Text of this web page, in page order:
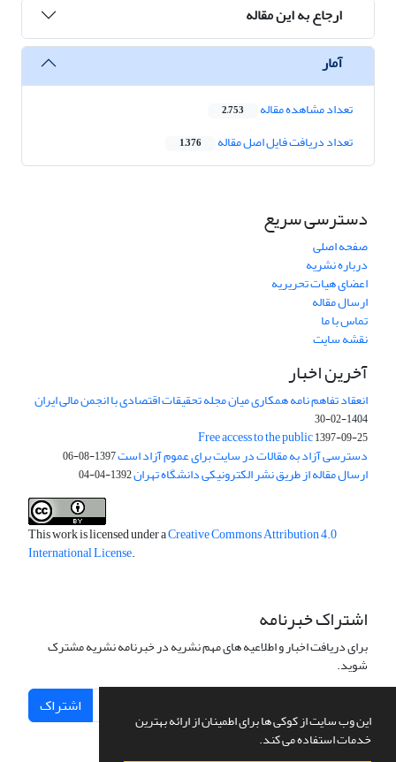
این وب سایت از کوکی ها برای اطمینان از ارائه بهترین
خدمات استفاده می کند.
ارجاع به این مقاله
آمار
تعداد مشاهده مقاله 2,753
تعداد دریافت فایل اصل مقاله 1,376
دسترسی سریع
صفحه اصلی
درباره نشریه
اعضای هیات تحریریه
ارسال مقاله
تماس با ما
نقشه سایت
آخرین اخبار
انعقاد تفاهم نامه همکاری میان مجله تحقیقات اقتصادی با انجمن مالی ایران
1404-02-30
Free access to the public1397-09-25
دسترسی آزاد به مقالات در سایت برای عموم آزاد است1397-08-06
ارسال مقاله از طریق نشر الکترونیکی دانشگاه تهران1392-04-04
This work is licensed under aCreative Commons Attribution 4.0
International License.
اشتراک خبرنامه
برای دریافت اخبار و اطلاعیه های مهم نشریه در خبرنامه نشریه مشترک
شوید.
اشتراک